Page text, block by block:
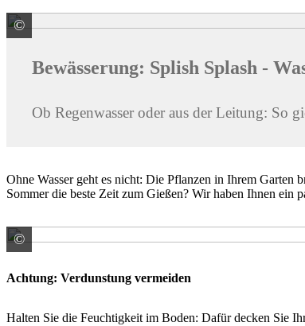
© © Ralf Geithe / stock.adobe.com
Bewässerung: Splish Splash -
Ob Regenwasser oder aus der Leitung: So
Ohne Wasser geht es nicht: Die Pflanzen in Ihrem Garten
Sommer die beste Zeit zum Gießen? Wir haben Ihnen ein
© © Nahid / stock.adobe.com
Achtung: Verdunstung vermeiden
Halten Sie die Feuchtigkeit im Boden: Dafür decken Sie